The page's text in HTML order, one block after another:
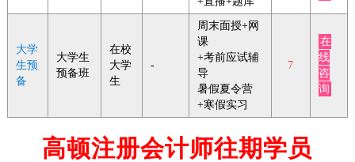
大学
生预
备
大学生
预备班
在校
大学
生
-
周末面授+网
课
+考前应试辅
导
暑假夏令营
+寒假实习
7
在
线
咨
询
高顿注册会计师往期学员